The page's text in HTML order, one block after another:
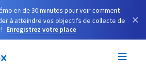
en de 30 minutes pour voir comment
à atteindre vos objectifs de collecte de
Enregistrez votre place
×